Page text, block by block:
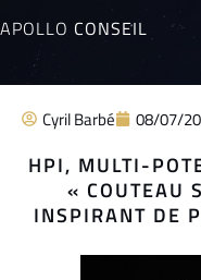
APOLLO CONSEIL
Cyril Barbé 08/07/
HPI, MULTI-
« COUTEAU
INSPIRANT DE